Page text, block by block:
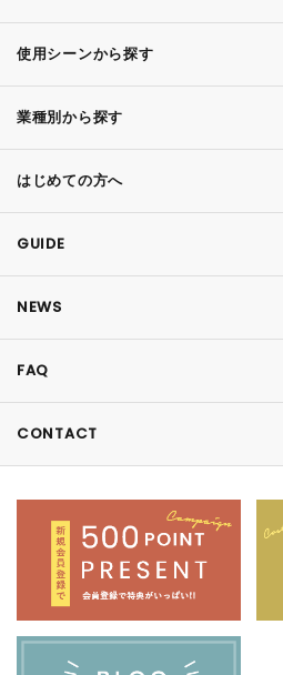
使用シーンから探す
業種別から探す
はじめての方へ
GUIDE
NEWS
FAQ
CONTACT